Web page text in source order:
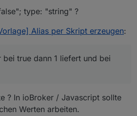
= {};
= 'state';
= getObject(idSrc).common;
{
= {};
= true;
obj.common.alias.id = idSrc;
obj.common.type =
type: "string" ?
Alias per Skript erzeugen:
bei true dann 1 liefert und bei
? In ioBroker / Javascript sollte
Werten arbeiten.